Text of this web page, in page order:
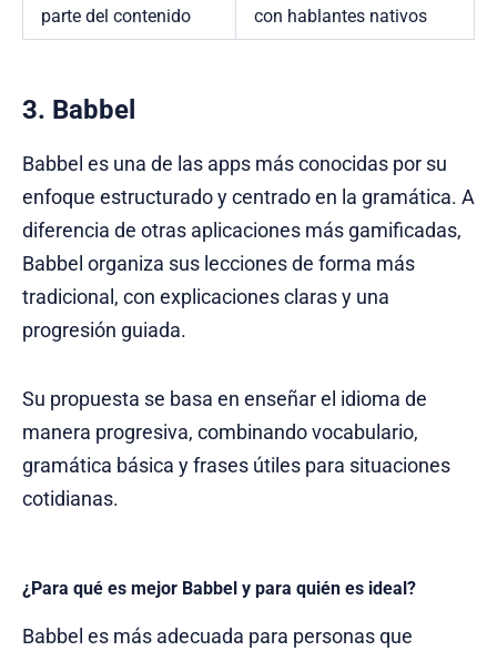
parte del contenido
con hablantes nativos
3. Babbel
Babbel es una de las apps más conocidas por su
enfoque estructurado y centrado en la gramática. A
diferencia de otras aplicaciones más gamificadas,
Babbel organiza sus lecciones de forma más
tradicional, con explicaciones claras y una
progresión guiada.
Su propuesta se basa en enseñar el idioma de
manera progresiva, combinando vocabulario,
gramática básica y frases útiles para situaciones
cotidianas.
¿Para qué es mejor Babbel y para quién es ideal?
Babbel es más adecuada para personas que